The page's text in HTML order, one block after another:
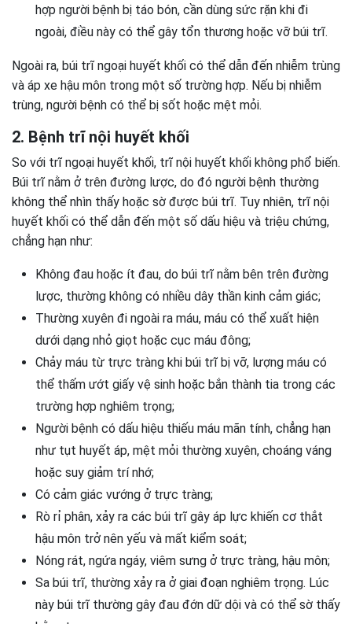
hợp người bệnh bị táo bón, cần dùng sức rặn khi đi
ngoài, điều này có thể gây tổn thương hoặc vỡ búi trĩ.
Ngoài ra, búi trĩ ngoại huyết khối có thể dẫn đến nhiễm trùng
và áp xe hậu môn trong một số trường hợp. Nếu bị nhiễm
trùng, người bệnh có thể bị sốt hoặc mệt mỏi.
2. Bệnh trĩ nội huyết khối
So với trĩ ngoại huyết khối, trĩ nội huyết khối không phổ biến.
Búi trĩ nằm ở trên đường lược, do đó người bệnh thường
không thể nhìn thấy hoặc sờ được búi trĩ. Tuy nhiên, trĩ nội
huyết khối có thể dẫn đến một số dấu hiệu và triệu chứng,
chẳng hạn như:
Không đau hoặc ít đau, do búi trĩ nằm bên trên đường
lược, thường không có nhiều dây thần kinh cảm giác;
Thường xuyên đi ngoài ra máu, máu có thể xuất hiện
dưới dạng nhỏ giọt hoặc cục máu đông;
Chảy máu từ trực tràng khi búi trĩ bị vỡ, lượng máu có
thể thấm ướt giấy vệ sinh hoặc bắn thành tia trong các
trường hợp nghiêm trọng;
Người bệnh có dấu hiệu thiếu máu mãn tính, chẳng hạn
như tụt huyết áp, mệt mỏi thường xuyên, choáng váng
hoặc suy giảm trí nhớ;
Có cảm giác vướng ở trực tràng;
Rò rỉ phân, xảy ra các búi trĩ gây áp lực khiến cơ thắt
hậu môn trở nên yếu và mất kiểm soát;
Nóng rát, ngứa ngáy, viêm sưng ở trực tràng, hậu môn;
Sa búi trĩ, thường xảy ra ở giai đoạn nghiêm trọng. Lúc
này búi trĩ thường gây đau đớn dữ dội và có thể sờ thấy